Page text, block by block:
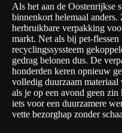
Als het aan de Oostenrijkse
binnenkort helemaal anders.
herbruikbare verpakking
markt. Net als bij pet-
recyclingssyssteem
gedrag belonen dus. De
honderden keren opnieuw
volledig duurzaam
als je op een avond geen
iets voor een duurzamere
vette bezorghap zonder